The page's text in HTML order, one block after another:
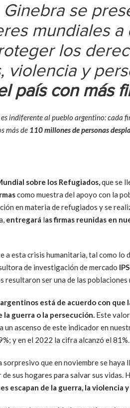
se
mundiales
los
violencia y
país con más
indiferente al pueblo argentino:
más de 110 millones de personas
sobre los Refugiados,que se
como muestra del apoyo con la
en materia de refugiados y se
entregará las firmas reunidas en
a esta crisis humanitaria, tal como lo
de investigación de mercado
ser una de las
está de acuerdo con
la guerra o la persecución. Este
un ascenso de este indicador en
y en el 2022 la cifra alcanzó el
que en noviembre se
sus hogares para salvar sus vidas.
escapan de la guerra, la violencia